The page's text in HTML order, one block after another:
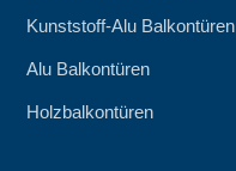
Kunststoff-Alu Balkontüren
Alu Balkontüren
Holzbalkontüren